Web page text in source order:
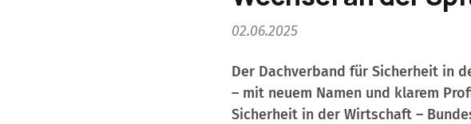
02.06.2025
Der Dachverband für Sicherheit in
– mit neuem Namen und klarem
Sicherheit in der Wirtschaft –